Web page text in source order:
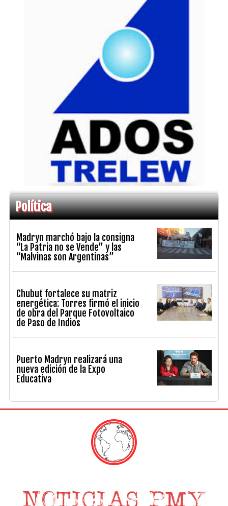
Política
Madryn marchó bajo la consigna
“La Patria no se Vende” y las
“Malvinas son Argentinas”
Chubut fortalece su matriz
energética: Torres firmó el inicio
de obra del Parque Fotovoltaico
de Paso de Indios
Puerto Madryn realizará una
nueva edición de la Expo
Educativa